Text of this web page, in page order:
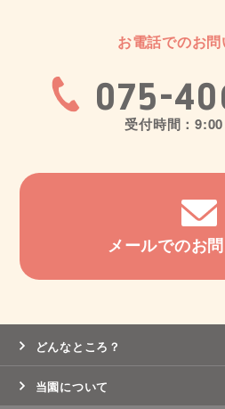
お電話でのお
075-
受付時間：
メールでのお
どんなところ？
当園について